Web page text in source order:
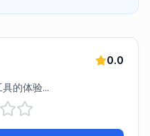
0.0
的体验...